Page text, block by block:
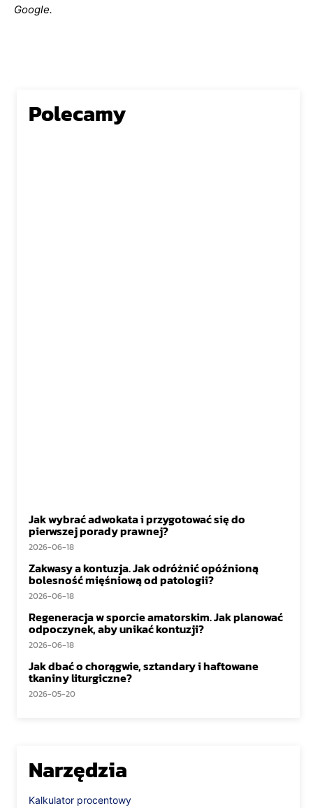
Google.
Polecamy
Jak wybrać adwokata i przygotować się do
pierwszej porady prawnej?
2026-06-18
Zakwasy a kontuzja. Jak odróżnić opóźnioną
bolesność mięśniową od patologii?
2026-06-18
Regeneracja w sporcie amatorskim. Jak planować
odpoczynek, aby unikać kontuzji?
2026-06-18
Jak dbać o chorągwie, sztandary i haftowane
tkaniny liturgiczne?
2026-05-20
Narzędzia
Kalkulator procentowy